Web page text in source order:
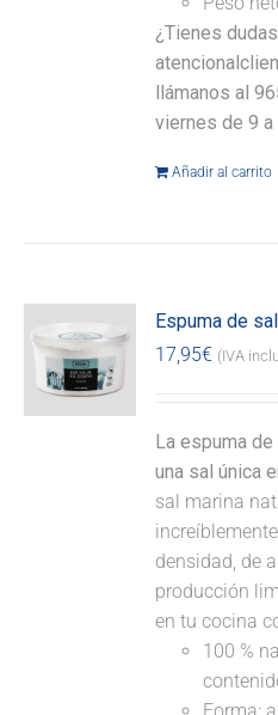
¿Tienes
llámanos al
viernes de 9 a
Añadir al carrito
Espuma de
17,95€ (IVA
La espuma
una sal única
sal marina
densidad, de
producción
en tu cocina
100 %